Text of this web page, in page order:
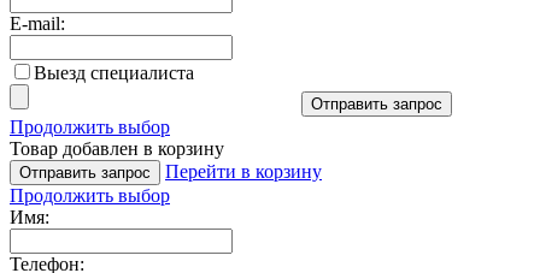
E-mail:
Выезд специалиста
Отправить запрос
Продолжить выбор
Товар добавлен в корзину
Отправить запрос
Перейти в корзину
Продолжить выбор
Имя:
Телефон: